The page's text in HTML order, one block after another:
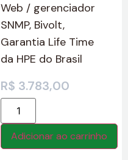
Web / gerenciador
SNMP, Bivolt,
Garantia Life Time
da HPE do Brasil
R$ 3.783,00
Adicionar ao carrinho